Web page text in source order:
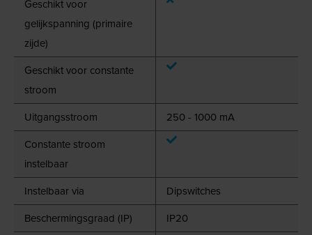
Geschikt voor
gelijkspanning (primaire
zijde)
Geschikt voor constante
stroom
Uitgangsstroom
250 - 1000 mA
Constante stroom
instelbaar
Instelbaar via
Dipswitches
Beschermingsgraad (IP)
IP20